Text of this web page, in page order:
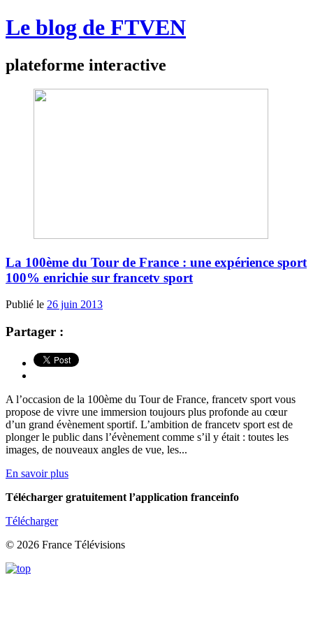
Le blog de FTVEN
plateforme interactive
La 100ème du Tour de France : une expérience sport
100% enrichie sur francetv sport
Publié le 26 juin 2013
Partager :
A l’occasion de la 100ème du Tour de France, francetv sport vous
propose de vivre une immersion toujours plus profonde au cœur
d’un grand évènement sportif. L’ambition de francetv sport est de
plonger le public dans l’évènement comme s’il y était : toutes les
images, de nouveaux angles de vue, les...
En savoir plus
Télécharger gratuitement l’application franceinfo
Télécharger
© 2026 France Télévisions